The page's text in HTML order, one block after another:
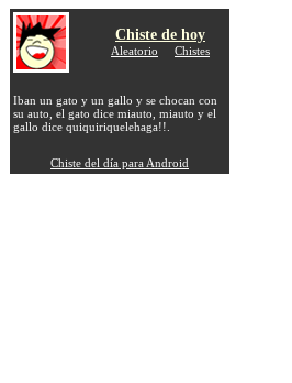
Chiste de hoy
Aleatorio Chistes
Iban un gato y un gallo y se chocan con
su auto, el gato dice miauto, miauto y el
gallo dice quiquiriquelehaga!!.
Chiste del día para Android